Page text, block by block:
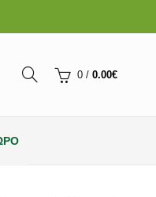
0 / 0.00€